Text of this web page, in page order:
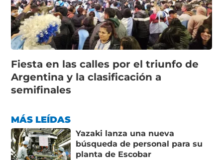
Fiesta en las calles por el triunfo de
Argentina y la clasificación a
semifinales
MÁS LEÍDAS
Yazaki lanza una nueva
búsqueda de personal para su
planta de Escobar